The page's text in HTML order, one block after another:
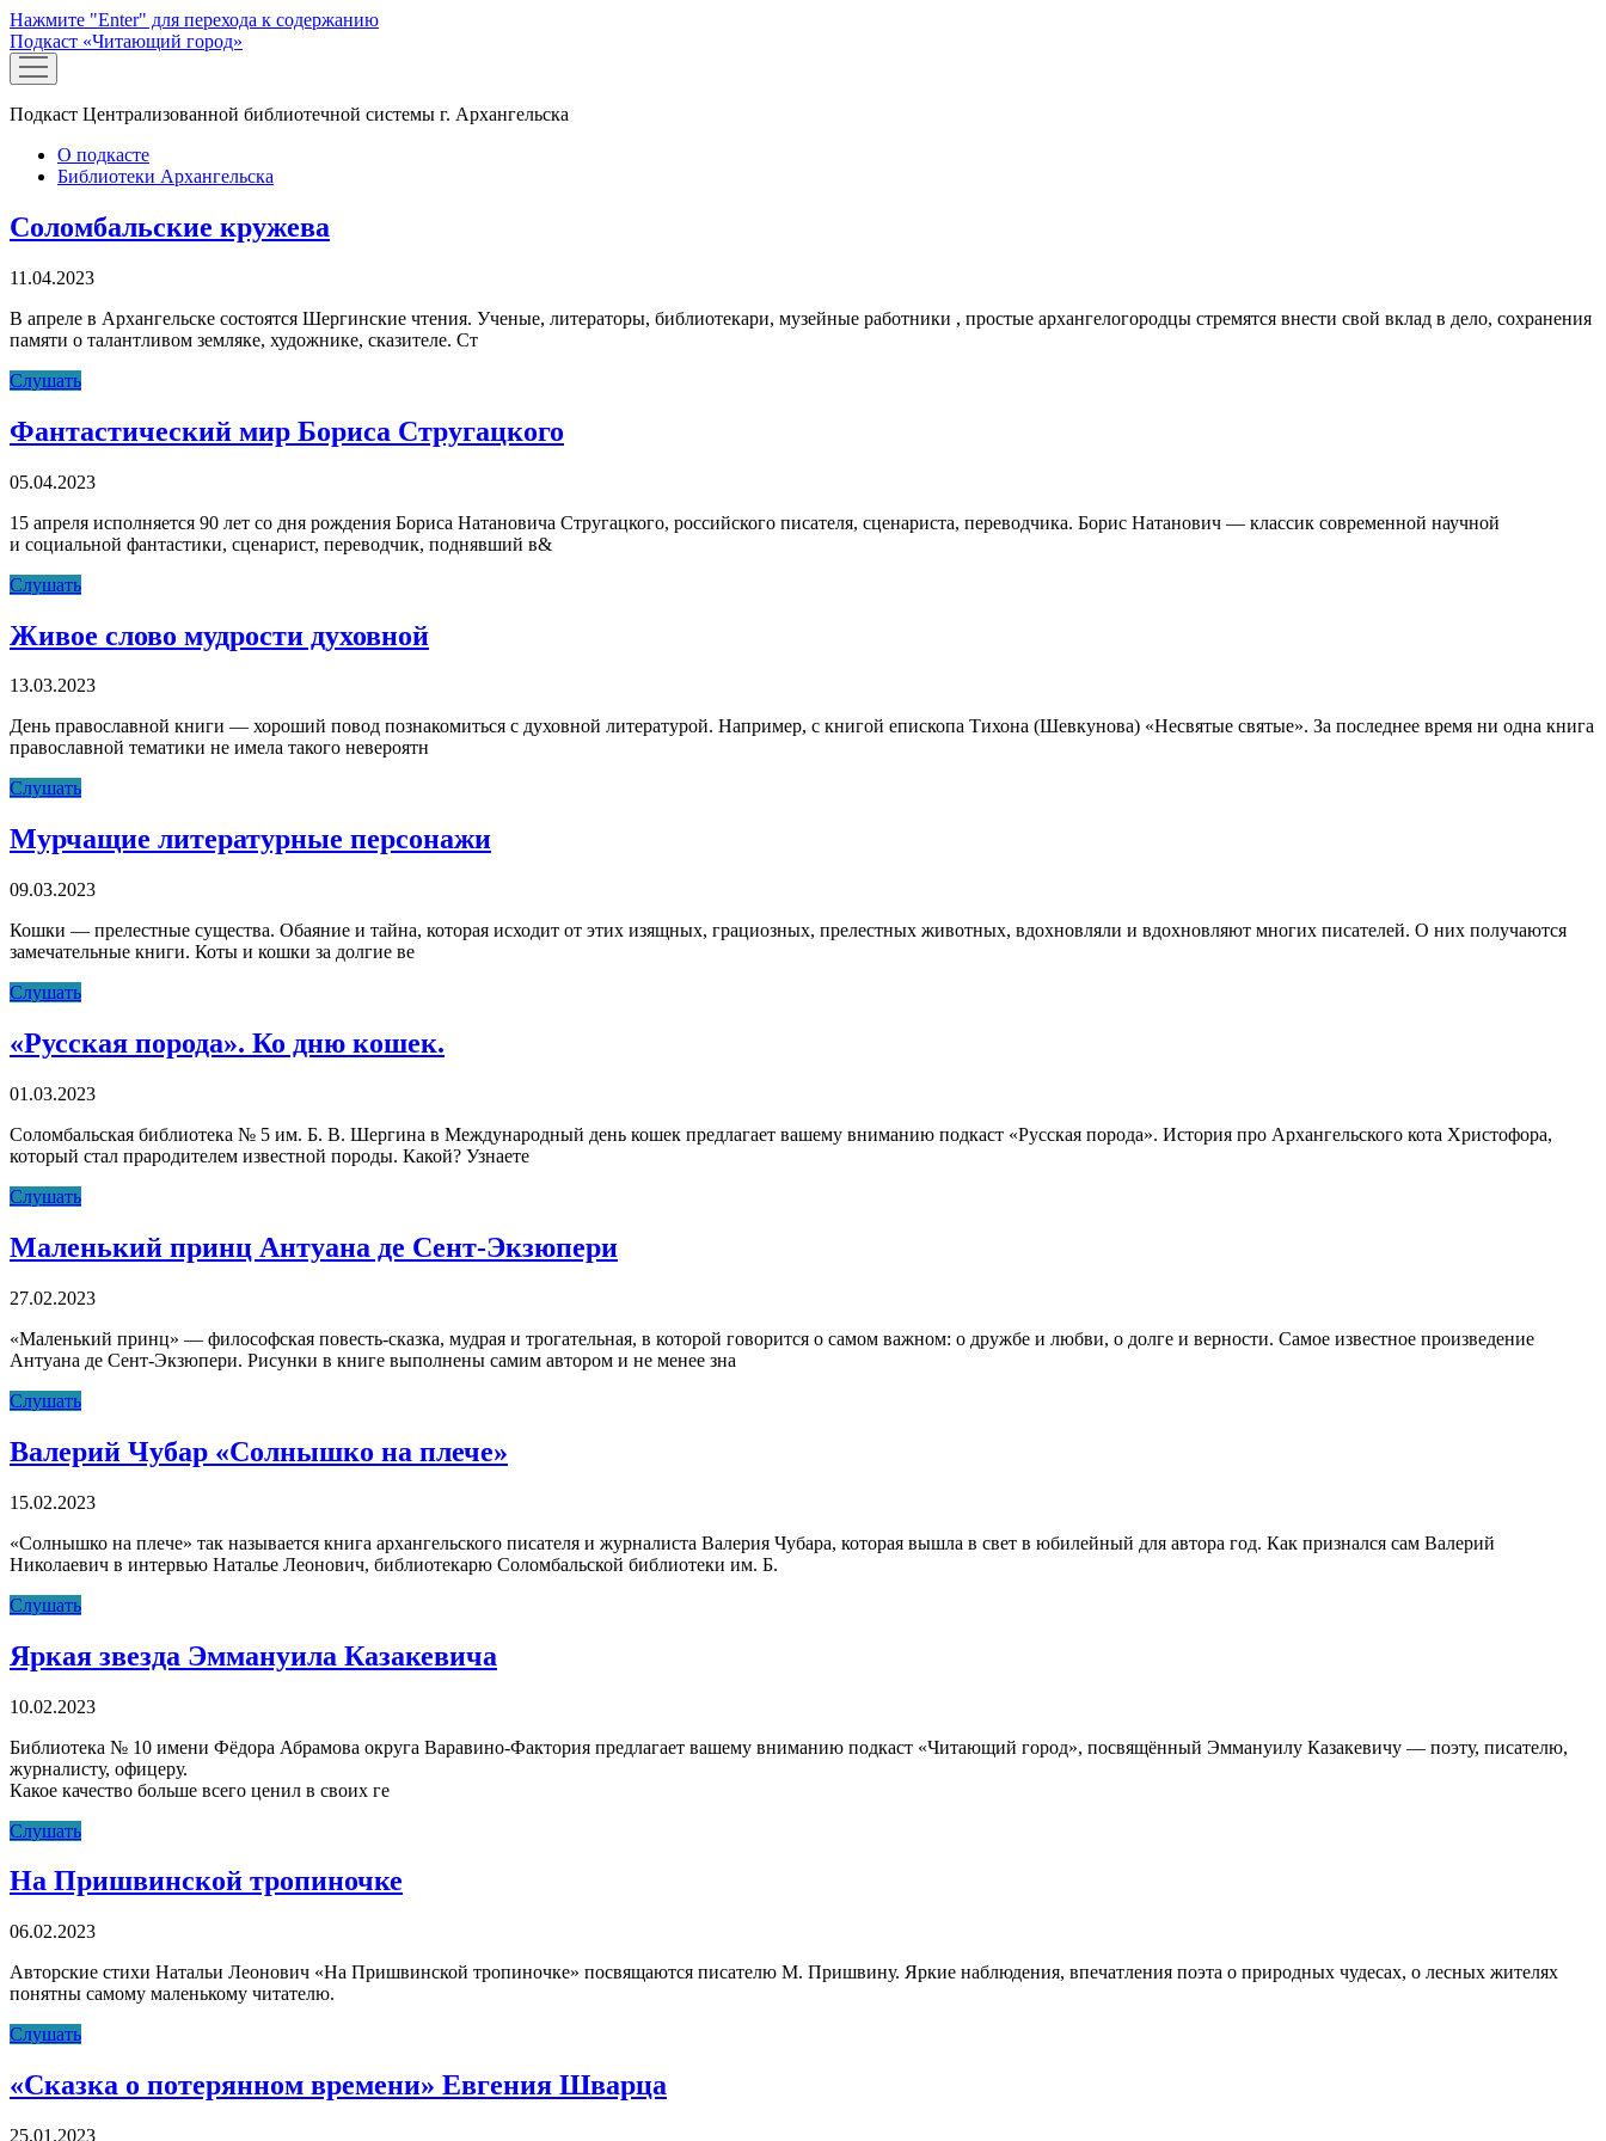
Нажмите "Enter" для перехода к содержанию
Подкаст «Читающий город»
открыть
меню
Подкаст Централизованной библиотечной системы г. Архангельска
О подкасте
Библиотеки Архангельска
Подкаст
город»
Записи
Соломбальские кружева
11.04.2023
В апреле в Архангельске состоятся Шергинские чтения. Ученые, литераторы, библиотекари, музейные работники , простые архангелогородцы стремятся внести свой вклад в дело, сохранения
памяти о талантливом земляке, художнике, сказителе. Ст
СлушатьСоломбальские
Фантастический мир Бориса Стругацкого
05.04.2023
15 апреля исполняется 90 лет со дня рождения Бориса Натановича Стругацкого, российского писателя, сценариста, переводчика. Борис Натанович — классик современной научной
и социальной фантастики, сценарист, переводчик, поднявший в&
СлушатьФантастический
Стругацкого
Живое слово мудрости духовной
13.03.2023
День православной книги — хороший повод познакомиться с духовной литературой. Например, с книгой епископа Тихона (Шевкунова) «Несвятые святые». За последнее время ни одна книга
православной тематики не имела такого невероятн
СлушатьЖивое
мудрости
духовной
Мурчащие литературные персонажи
09.03.2023
Кошки — прелестные существа. Обаяние и тайна, которая исходит от этих изящных, грациозных, прелестных животных, вдохновляли и вдохновляют многих писателей. О них получаются
замечательные книги. Коты и кошки за долгие ве
СлушатьМурчащие
«Русская порода». Ко дню кошек.
01.03.2023
Соломбальская библиотека № 5 им. Б. В. Шергина в Международный день кошек предлагает вашему вниманию подкаст «Русская порода». История про Архангельского кота Христофора,
который стал прародителем известной породы. Какой? Узнаете
Слушать«Русская
дню
Маленький принц Антуана де Сент-Экзюпери
27.02.2023
«Маленький принц» — философская повесть-сказка, мудрая и трогательная, в которой говорится о самом важном: о дружбе и любви, о долге и верности. Самое известное произведение
Антуана де Сент-Экзюпери. Рисунки в книге выполнены самим автором и не менее зна
СлушатьМаленький
Антуана
де
Экзюпери
Валерий Чубар «Солнышко на плече»
15.02.2023
«Солнышко на плече» так называется книга архангельского писателя и журналиста Валерия Чубара, которая вышла в свет в юбилейный для автора год. Как признался сам Валерий
Николаевич в интервью Наталье Леонович, библиотекарю Соломбальской библиотеки им. Б.
СлушатьВалерий
на
Яркая звезда Эммануила Казакевича
10.02.2023
Библиотека № 10 имени Фёдора Абрамова округа Варавино-Фактория предлагает вашему вниманию подкаст «Читающий город», посвящённый Эммануилу Казакевичу — поэту, писателю,
журналисту, офицеру.
Какое качество больше всего ценил в своих ге
СлушатьЯркая
Эммануила
Казакевича
На Пришвинской тропиночке
06.02.2023
Авторские стихи Натальи Леонович «На Пришвинской тропиночке» посвящаются писателю М. Пришвину. Яркие наблюдения, впечатления поэта о природных чудесах, о лесных жителях
понятны самому маленькому читателю.
СлушатьНа
«Сказка о потерянном времени» Евгения Шварца
25.01.2023